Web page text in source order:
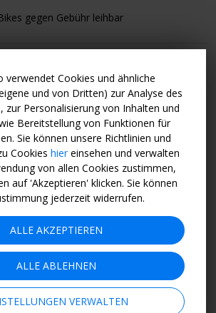
gegen Gebühr leihbar
Apartments. Die öffentlichen
Für weitere Informationen kontaktieren
Telefon oder E-Mail.
auf Anfrage möglich(ggf. mit Aufpreis).
und 3 Kinder bis 14 Jahre.
eine Gebühr von 5 € pro Tag möglich.
an der Rezeption. Bitte beachten Sie, dass
Apartment) sind nur auf Anfrage und
€ pro Hund und Tag gestattet. Hunderasse,
vorab angegeben werden. Weitere
Sie direkt beim Hotel.
verwendet Cookies und ähnliche
und von Dritten) zur Analyse des
zur Personalisierung von Inhalten und
Bereitstellung von Funktionen für
Sie können unsere Richtlinien und
Cookies hiereinsehen und verwalten
von allen Cookies zustimmen,
auf 'Akzeptieren' klicken. Sie können
jederzeit widerrufen.
ALLE AKZEPTIEREN
ALLE ABLEHNEN
VERWALTEN